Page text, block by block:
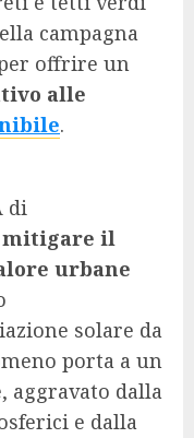
campagna
offrire un
alle
.
di
mitigare il
urbane
solare da
porta a un
aggravato dalla
e dalla